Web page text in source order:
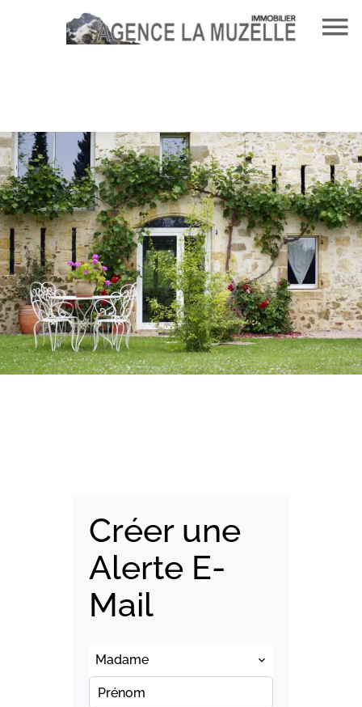
Créer une
Alerte E-
Mail
Madame